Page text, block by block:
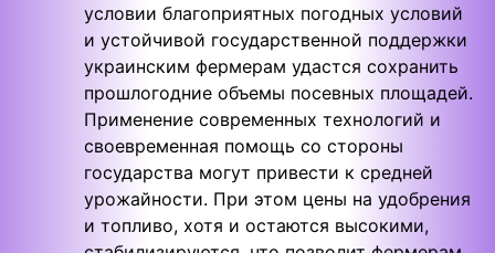
условии благоприятных погодных условий
и устойчивой государственной поддержки
украинским фермерам удастся сохранить
прошлогодние объемы посевных площадей.
Применение современных технологий и
своевременная помощь со стороны
государства могут привести к средней
урожайности. При этом цены на удобрения
и топливо, хотя и остаются высокими,